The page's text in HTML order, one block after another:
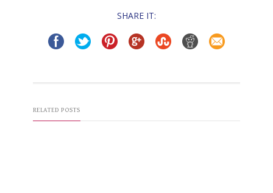
SHARE IT:
RELATED POSTS